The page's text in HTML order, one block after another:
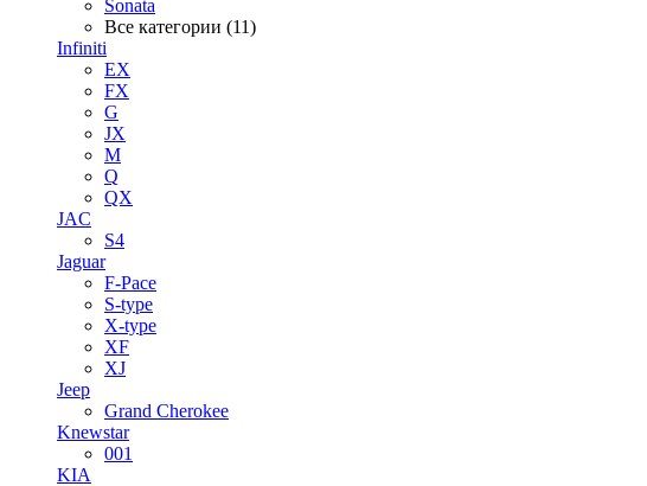
Sonata
Все категории (11)
Infiniti
EX
FX
G
JX
M
Q
QX
JAC
S4
Jaguar
F-Pace
S-type
X-type
XF
XJ
Jeep
Grand Cherokee
Knewstar
001
KIA